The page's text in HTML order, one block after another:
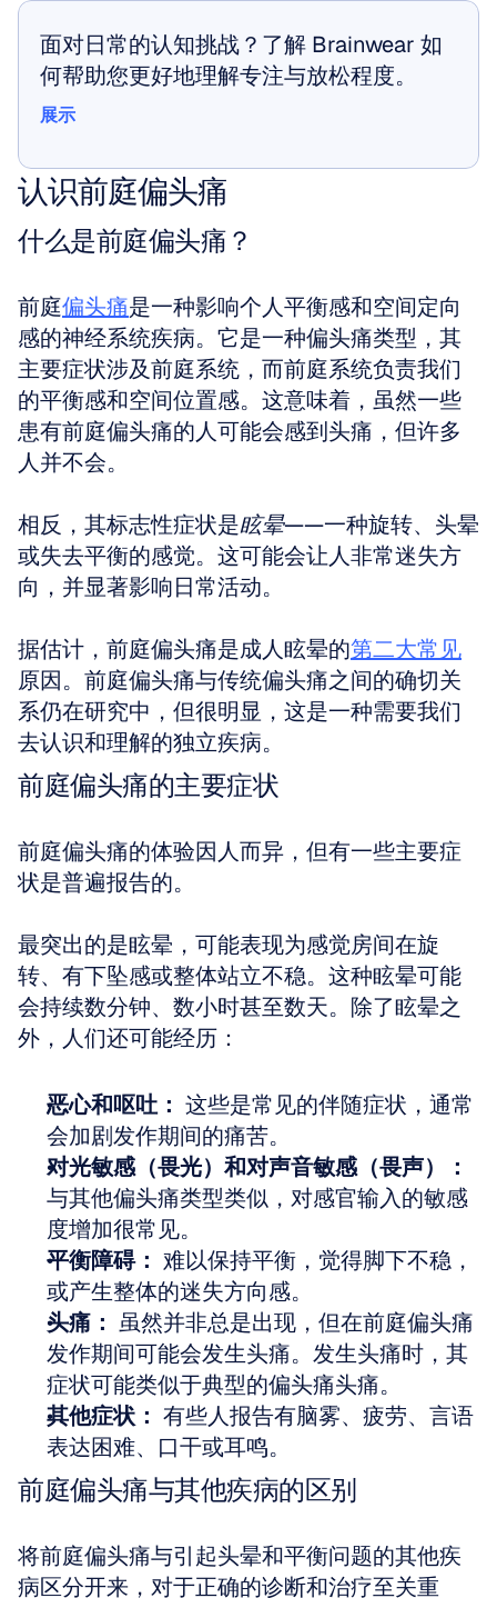
面对日常的认知挑战？了解 Brainwear 如
何帮助您更好地理解专注与放松程度。
展示
认识前庭偏头痛
什么是前庭偏头痛？
前庭偏头痛是一种影响个人平衡感和空间定向
感的神经系统疾病。它是一种偏头痛类型，其
主要症状涉及前庭系统，而前庭系统负责我们
的平衡感和空间位置感。这意味着，虽然一些
患有前庭偏头痛的人可能会感到头痛，但许多
人并不会。
相反，其标志性症状是眩晕——一种旋转、头晕
或失去平衡的感觉。这可能会让人非常迷失方
向，并显著影响日常活动。
据估计，前庭偏头痛是成人眩晕的第二大常见
原因。前庭偏头痛与传统偏头痛之间的确切关
系仍在研究中，但很明显，这是一种需要我们
去认识和理解的独立疾病。
前庭偏头痛的主要症状
前庭偏头痛的体验因人而异，但有一些主要症
状是普遍报告的。
最突出的是眩晕，可能表现为感觉房间在旋
转、有下坠感或整体站立不稳。这种眩晕可能
会持续数分钟、数小时甚至数天。除了眩晕之
外，人们还可能经历：
恶心和呕吐： 这些是常见的伴随症状，通常
会加剧发作期间的痛苦。
对光敏感（畏光）和对声音敏感（畏声）：
与其他偏头痛类型类似，对感官输入的敏感
度增加很常见。
平衡障碍： 难以保持平衡，觉得脚下不稳，
或产生整体的迷失方向感。
头痛： 虽然并非总是出现，但在前庭偏头痛
发作期间可能会发生头痛。发生头痛时，其
症状可能类似于典型的偏头痛头痛。
其他症状： 有些人报告有脑雾、疲劳、言语
表达困难、口干或耳鸣。
前庭偏头痛与其他疾病的区别
将前庭偏头痛与引起头晕和平衡问题的其他疾
病区分开来，对于正确的诊断和治疗至关重